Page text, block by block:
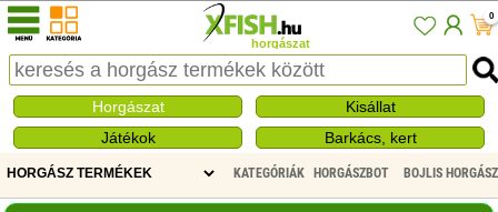
horgászat
0
Horgászat
Kisállat
Játékok
Barkács, kert
KATEGÓRIÁK HORGÁSZBOT BOJLIS